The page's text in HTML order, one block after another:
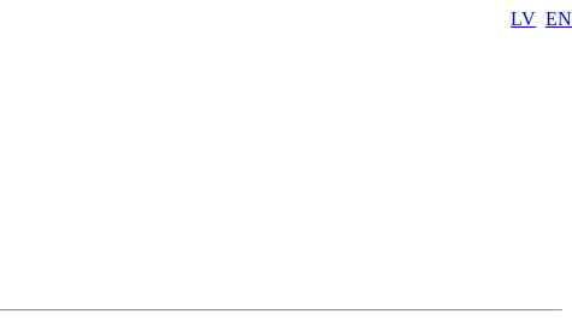
LV EN